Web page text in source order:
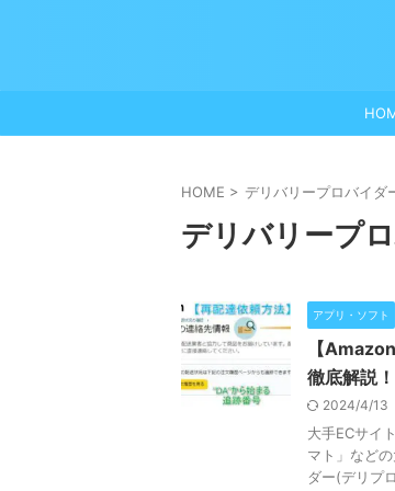
HOME > デリバリープロバイダ
デリバリープ
アプリ・ソフト
【
徹底解説！
2024/4/13
大手ECサイ
マト」など
ダー(デリプ